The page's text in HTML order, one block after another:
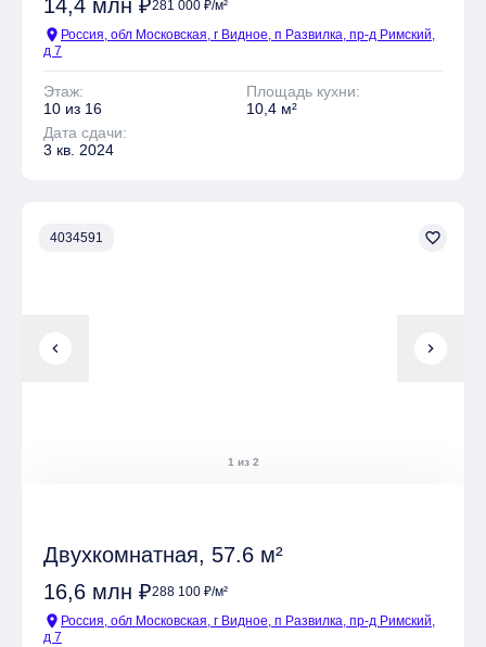
14,4 млн ₽281 000 ₽/м²
location_on Россия, обл Московская, г Видное, п Развилка, пр-д Римский,
д 7
Этаж:
10 из 16
Площадь кухни:
10,4 м²
Дата сдачи:
3 кв. 2024
chevron_left chevron_right
1 из 2
4034591 favorite_border
Двухкомнатная, 57.6 м²
16,6 млн ₽288 100 ₽/м²
location_on Россия, обл Московская, г Видное, п Развилка, пр-д Римский,
д 7